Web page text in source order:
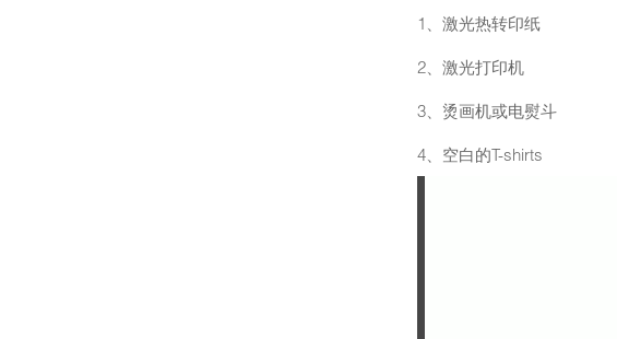
1、激光热转印纸
2、激光打印机
3、烫画机或电熨斗
4、空白的T-shirts